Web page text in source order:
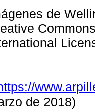
de
de 2018)